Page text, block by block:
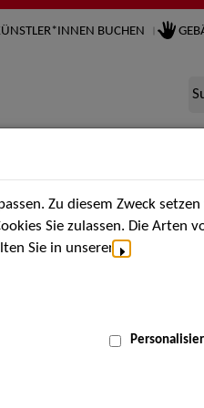
BUCHEN
Aktuelles Termine
MENÜ
Zu diesem Zweck
Sie zulassen. Die Arten
Sie in unserer